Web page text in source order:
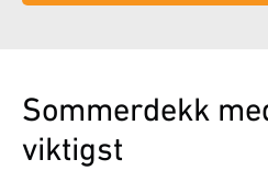
Sommerdekk
viktigst